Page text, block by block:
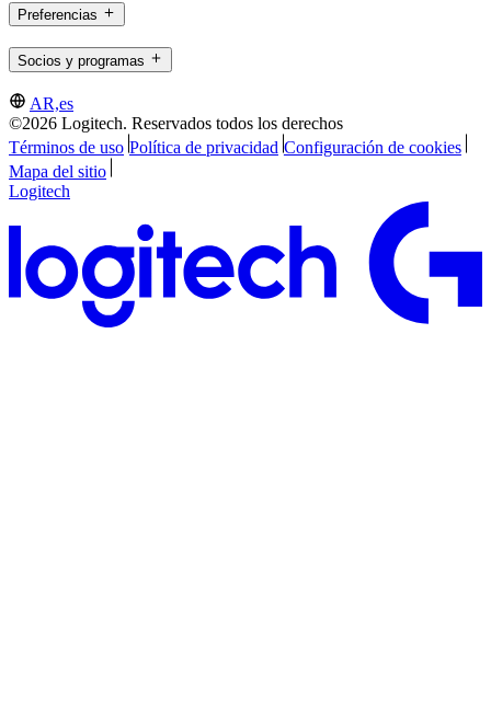
Preferencias
Socios y programas
AR,es
©2026 Logitech. Reservados todos los derechos
Términos de uso Política de privacidad Configuración de cookies
Mapa del sitio
Logitech